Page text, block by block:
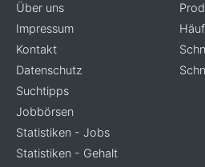
Über uns
Impressum
Kontakt
Datenschutz
Suchtipps
Jobbörsen
Statistiken - Jobs
Statistiken - Gehalt